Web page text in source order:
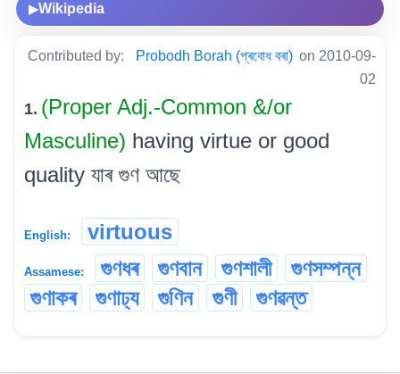
▶Wikipedia
Contributed by: Probodh Borah (প্ৰবোধ বৰা) on 2010-09-
02
1. (Proper Adj.-Common &/or
Masculine) having virtue or good
quality যাৰ গুণ আছে
English: virtuous
Assamese: গুণধৰ গুণবান গুণশালী
গুণসম্পন্ন
গুণাকৰ
গুণাঢ্য গুণিন গুণী গুণৱন্ত